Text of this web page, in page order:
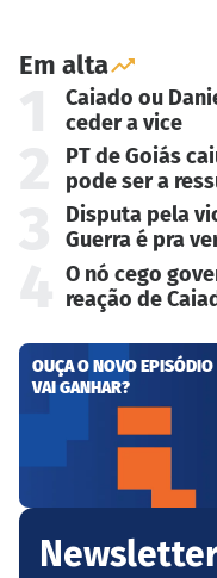
Em alta
Caiado ou
ceder a vice
PT de Goiás
pode ser a
Disputa pela
Guerra é pra
O nó cego
reação de
OUÇA O NOVO
VAI GANHAR?